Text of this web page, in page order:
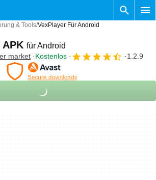
& Tools VexPlayer Für Android
APK für Android
market Kostenlos 1.2.9